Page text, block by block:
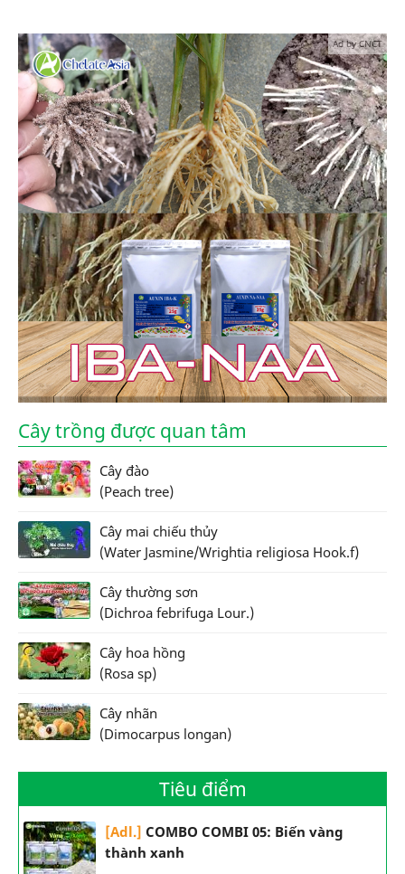
Ad by CNCT
Cây trồng được quan tâm
Cây đào
(Peach tree)
Cây mai chiếu thủy
(Water Jasmine/Wrightia religiosa Hook.f)
Cây thường sơn
(Dichroa febrifuga Lour.)
Cây hoa hồng
(Rosa sp)
Cây nhãn
(Dimocarpus longan)
Tiêu điểm
[Adl.] COMBO COMBI 05: Biến vàng
thành xanh